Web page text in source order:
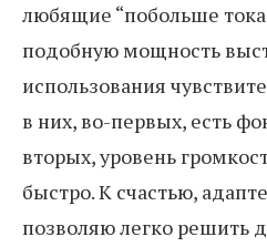
любящие “побольше
подобную мощность
использования
в них, во-первых, есть
вторых, уровень
быстро. К счастью,
позволяю легко решить